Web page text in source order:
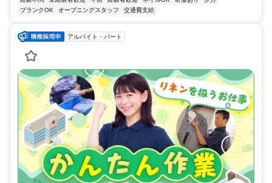
ブランクOK
オープニングスタッフ 交通費支給
アルバイト・パート